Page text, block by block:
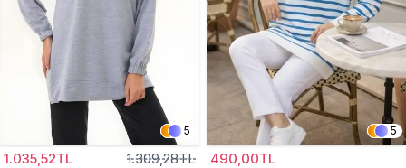
5
1.035,52TL 1.309,28TL
5
490,00TL